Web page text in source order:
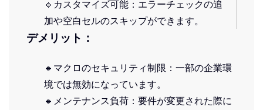
🔹カスタマイズ可能：エラーチェックの追
加や空白セルのスキップができます。
デメリット：
🔸マクロのセキュリティ制限：一部の企業環
境では無効になっています。
🔸メンテナンス負荷：要件が変更された際に